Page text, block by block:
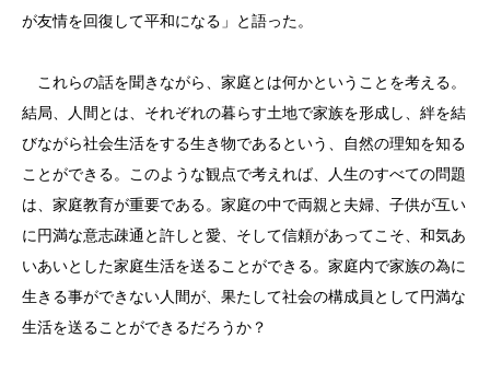
が友情を回復して平和になる」と語った。
これらの話を聞きながら、家庭とは何かということを考える。
結局、人間とは、それぞれの暮らす土地で家族を形成し、絆を結
びながら社会生活をする生き物であるという、自然の理知を知る
ことができる。このような観点で考えれば、人生のすべての問題
は、家庭教育が重要である。家庭の中で両親と夫婦、子供が互い
に円満な意志疎通と許しと愛、そして信頼があってこそ、和気あ
いあいとした家庭生活を送ることができる。家庭内で家族の為に
生きる事ができない人間が、果たして社会の構成員として円満な
生活を送ることができるだろうか？